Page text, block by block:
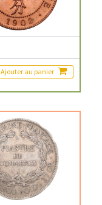
Ajouter au panier